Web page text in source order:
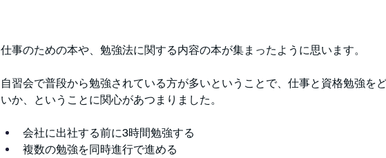
仕事のための本や、勉強法に関する内容の本が集まったように思います。
自習会で普段から勉強されている方が多いということで、仕事と資格勉強を
いか、ということに関心があつまりました。
会社に出社する前に3時間勉強する
複数の勉強を同時進行で進める